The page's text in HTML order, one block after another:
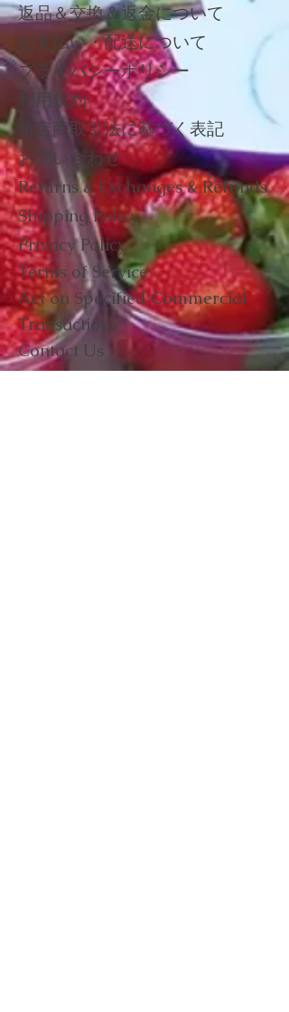
カートに入れ、ご注文の際に「まと
めてラッピング」の項目で「希望す
る」をお選びください。
※「熨斗」をご希望の場合は、「希
望する」をお選びください。
※本商品は冷凍便でお届けします。
常温・冷蔵商品と同梱の場合も、ま
とめて冷凍便での発送となります。
【保存方法＆賞味期限】
冷凍保存(-18℃以下)で保存してくだ
さい。
解凍後すぐ召し上がらない場合は冷
蔵庫で保存し、24時間以内にお召
上がり下さい。
賞味期限は、製造日から６ヶ月で
返品＆交換＆返金について
お支払い・配送について
プライバシーポリシー
利用規約
​特定商取引法に基づく表記
お問い合わせ
Returns & Exchanges & Refunds
Shipping Policy
Privacy Policy
Terms of Service
​Act on Specified Commercial
Transactions
Contact Us